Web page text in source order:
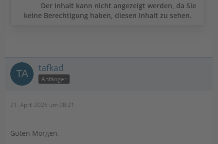
Der Inhalt kann nicht angezeigt werden, da Sie
keine Berechtigung haben, diesen Inhalt zu sehen.
tafkad
Anfänger
21. April 2026 um 08:21
Guten Morgen,